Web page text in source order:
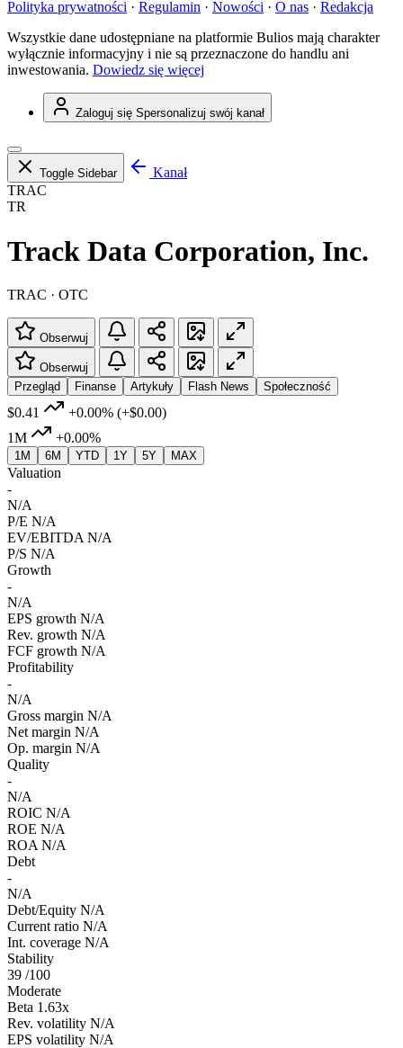
Polityka prywatności · Regulamin · Nowości · O nas · Redakcja
Wszystkie dane udostępniane na platformie Bulios mają charakter
wyłącznie informacyjny i nie są przeznaczone do handlu ani
inwestowania. Dowiedz się więcej
Zaloguj się Spersonalizuj swój kanał
Toggle Sidebar
Kanał
TRAC
TR
Track Data Corporation, Inc.
TRAC · OTC
Obserwuj
Obserwuj
Przegląd
Finanse Artykuły Flash News Społeczność
$0.41 +0.00% (+$0.00)
1M
+0.00%
1M 6M YTD 1Y 5Y MAX
Valuation
-
N/A
P/E N/A
EV/EBITDA N/A
P/S N/A
Growth
-
N/A
EPS growth N/A
Rev. growth N/A
FCF growth N/A
Profitability
-
N/A
Gross margin N/A
Net margin N/A
Op. margin N/A
Quality
-
N/A
ROIC N/A
ROE N/A
ROA N/A
Debt
-
N/A
Debt/Equity N/A
Current ratio N/A
Int. coverage N/A
Stability
39 /100
Moderate
Beta 1.63x
Rev. volatility N/A
EPS volatility N/A